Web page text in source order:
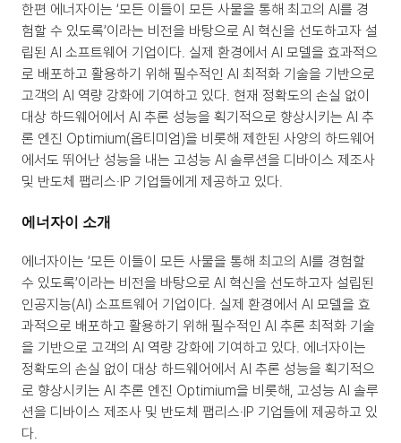
한편 에너자이는 ‘모든 이들이 모든 사물을 통해 최고의 AI를 경
험할 수 있도록’이라는 비전을 바탕으로 AI 혁신을 선도하고자 설
립된 AI 소프트웨어 기업이다. 실제 환경에서 AI 모델을 효과적으
로 배포하고 활용하기 위해 필수적인 AI 최적화 기술을 기반으로
고객의 AI 역량 강화에 기여하고 있다. 현재 정확도의 손실 없이
대상 하드웨어에서 AI 추론 성능을 획기적으로 향상시키는 AI 추
론 엔진 Optimium(옵티미엄)을 비롯해 제한된 사양의 하드웨어
에서도 뛰어난 성능을 내는 고성능 AI 솔루션을 디바이스 제조사
및 반도체 팹리스·IP 기업들에게 제공하고 있다.
에너자이 소개
에너자이는 ‘모든 이들이 모든 사물을 통해 최고의 AI를 경험할
수 있도록’이라는 비전을 바탕으로 AI 혁신을 선도하고자 설립된
인공지능(AI) 소프트웨어 기업이다. 실제 환경에서 AI 모델을 효
과적으로 배포하고 활용하기 위해 필수적인 AI 추론 최적화 기술
을 기반으로 고객의 AI 역량 강화에 기여하고 있다. 에너자이는
정확도의 손실 없이 대상 하드웨어에서 AI 추론 성능을 획기적으
로 향상시키는 AI 추론 엔진 Optimium을 비롯해, 고성능 AI 솔루
션을 디바이스 제조사 및 반도체 팹리스·IP 기업들에 제공하고 있
다.